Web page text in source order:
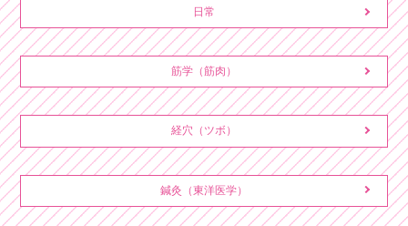
日常
筋学（筋肉）
経穴（ツボ）
鍼灸（東洋医学）